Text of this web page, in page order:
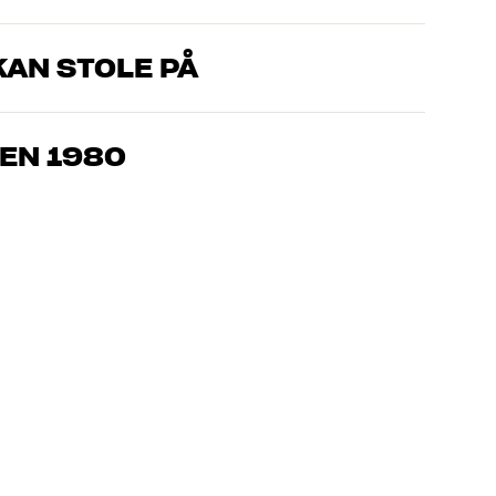
STOLE PÅ
kender produkterne og brænder for den gode lyd til både
1980